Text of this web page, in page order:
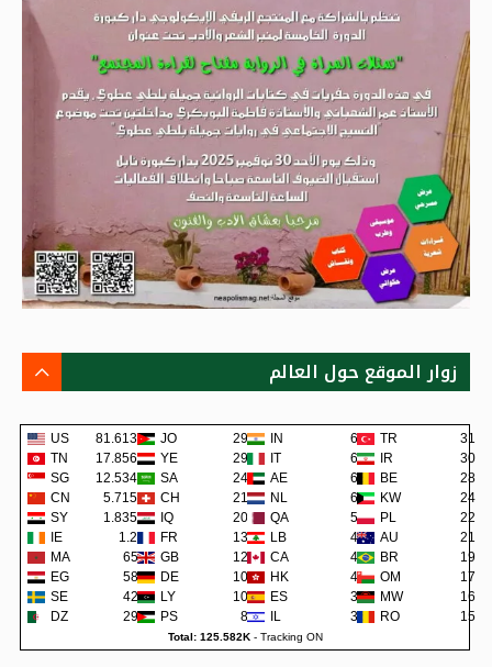
زوار الموقع حول العالم
US 81.613K JO 292 IN 65 TR
31
TN
17.856K YE 290 IT 62 IR
30
SG
12.534K SA 241 AE 62 BE
28
CN
5.715K CH 219 NL 60 KW
24
SY
1.835K IQ 200 QA 57 PL
22
IE
1.2K FR 138 LB 48 AU
21
MA
659 GB 129 CA 45 BR
19
EG
581 DE 108 HK 42 OM
17
SE
422 LY 105 ES 38 MW
16
DZ
294 PS 80 IL 36 RO 15
Total: 125.582K- Tracking ON